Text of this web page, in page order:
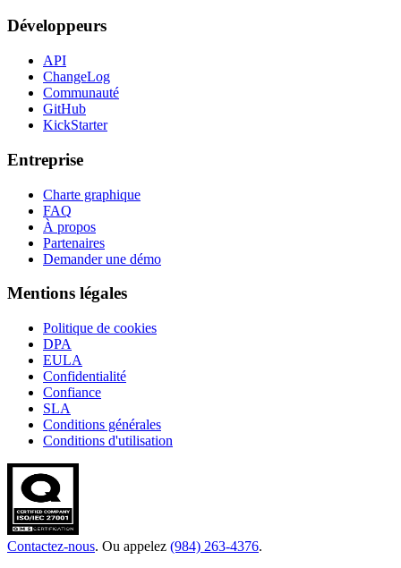
Développeurs
API
ChangeLog
Communauté
GitHub
KickStarter
Entreprise
Charte graphique
FAQ
À propos
Partenaires
Demander une démo
Mentions légales
Politique de cookies
DPA
EULA
Confidentialité
Confiance
SLA
Conditions générales
Conditions d'utilisation
Contactez-nous. Ou appelez (984) 263-4376.